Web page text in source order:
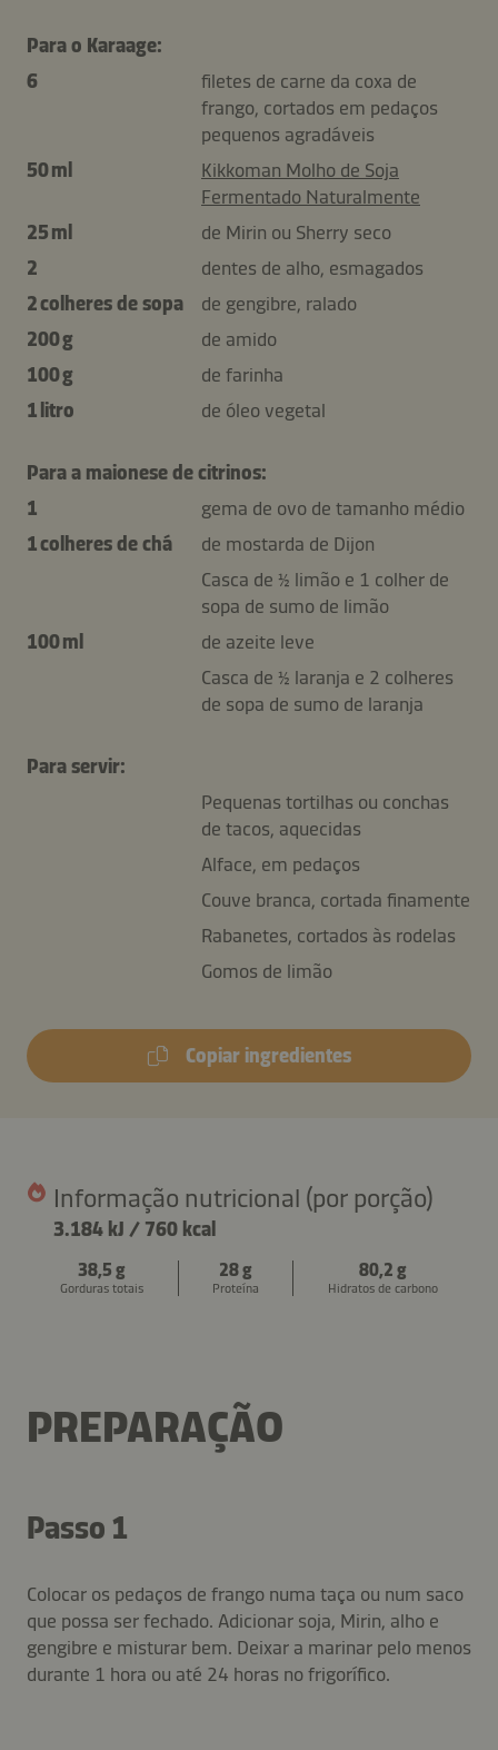
Para o Karaage:
6
filetes de carne da coxa de
frango, cortados em pedaços
pequenos agradáveis
50 ml
Kikkoman Molho de Soja
Fermentado Naturalmente
25 ml
de Mirin ou Sherry seco
2
dentes de alho, esmagados
2 colheres de sopa
de gengibre, ralado
200 g
de amido
100 g
de farinha
1 litro
de óleo vegetal
Para a maionese de citrinos:
1
gema de ovo de tamanho médio
1 colheres de chá
de mostarda de Dijon
Casca de ½ limão e 1 colher de
sopa de sumo de limão
100 ml
de azeite leve
Casca de ½ laranja e 2 colheres
de sopa de sumo de laranja
Para servir:
Pequenas tortilhas ou conchas
de tacos, aquecidas
Alface, em pedaços
Couve branca, cortada finamente
Rabanetes, cortados às rodelas
Gomos de limão
Copiar ingredientes
Informação nutricional (por porção)
3.184 kJ / 760 kcal
38,5 g
Gorduras totais
28 g
Proteína
80,2 g
Hidratos de carbono
PREPARAÇÃO
Passo 1
Colocar os pedaços de frango numa taça ou num saco
que possa ser fechado. Adicionar soja, Mirin, alho e
gengibre e misturar bem. Deixar a marinar pelo menos
durante 1 hora ou até 24 horas no frigorífico.